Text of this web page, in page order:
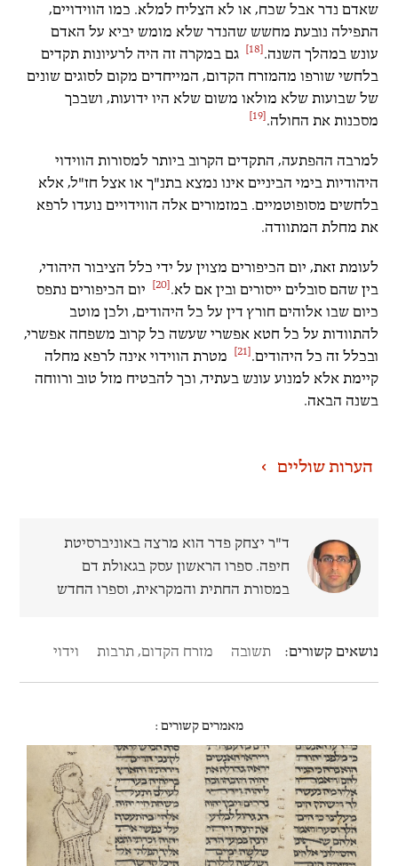
שאדם נדר אבל שכח, או לא הצליח למלא. כמו הווידויים,
התפילה נובעת מחשש שהנדר שלא מומש יביא על האדם
עונש במהלך השנה. [18]
גם במקרה זה היה לרעיונות תקדים
בלחשי שורפו מהמזרח הקדום, המייחדים מקום לסוגים שונים
של שבועות שלא מולאו משום שלא היו ידועות, ושבכך
מסכנות את החולה. [19]
למרבה ההפתעה, התקדים הקרוב ביותר למסורות הווידוי
היהודיות בימי הביניים אינו נמצא בתנ"ך או אצל חז"ל, אלא
בלחשים מסופוטמיים. במזמורים אלה הווידויים נועדו לרפא
את מחלת המתוודה.
לעומת זאת, יום הכיפורים מצוין על ידי כלל הציבור היהודי,
בין שהם סובלים ייסורים ובין אם לא. [20]
יום הכיפורים נתפס
כיום שבו אלוהים חורץ דין על כל היהודים, ולכן מוטב
להתוודות על כל חטא אפשרי שעשה כל קרוב משפחה אפשרי,
ובכלל זה כל היהודים. [21]
מטרת הווידוי אינה לרפא מחלה
קיימת אלא למנוע עונש בעתיד, וכך להבטיח מזל טוב ורווחה
בשנה הבאה.
הערות שוליים
ד"ר יצחק פדר הוא מרצה באוניברסיטת
חיפה. ספרו הראשון עסק בגאולת דם
במסורת החתית והמקראית, וספרו החדש
תשובה מזרח הקדום, תרבות וידוי
מאמרים קשורים :